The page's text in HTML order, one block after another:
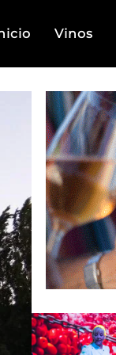
Vinos